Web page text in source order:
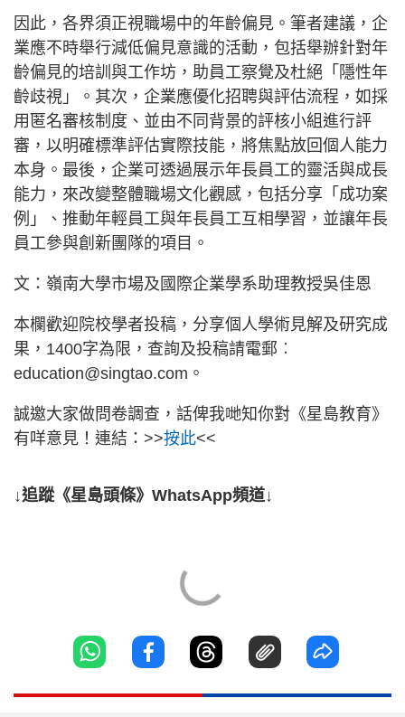
因此，各界須正視職場中的年齡偏見。筆者建議，企
業應不時舉行減低偏見意識的活動，包括舉辦針對年
齡偏見的培訓與工作坊，助員工察覺及杜絕「隱性年
齡歧視」。其次，企業應優化招聘與評估流程，如採
用匿名審核制度、並由不同背景的評核小組進行評
審，以明確標準評估實際技能，將焦點放回個人能力
本身。最後，企業可透過展示年長員工的靈活與成長
能力，來改變整體職場文化觀感，包括分享「成功案
例」、推動年輕員工與年長員工互相學習，並讓年長
員工參與創新團隊的項目。
文：嶺南大學市場及國際企業學系助理教授吳佳恩
本欄歡迎院校學者投稿，分享個人學術見解及研究成
果，1400字為限，查詢及投稿請電郵︰
education@singtao.com。
誠邀大家做問卷調查，話俾我哋知你對《星島教育》
有咩意見！連結：>>按此<<
↓追蹤《星島頭條》WhatsApp頻道↓